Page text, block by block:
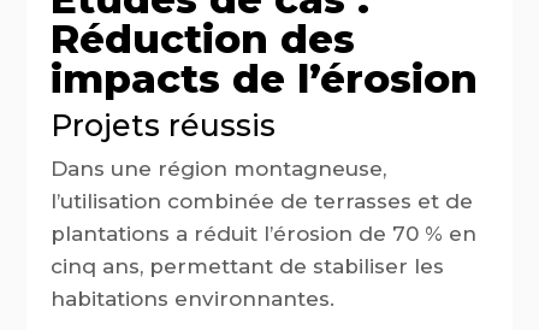
Réduction des
impacts de l’érosion
Projets réussis
Dans une région montagneuse,
l’utilisation combinée de terrasses et de
plantations a réduit l’érosion de 70 % en
cinq ans, permettant de stabiliser les
habitations environnantes.